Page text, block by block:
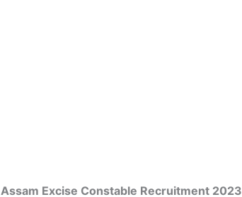
Assam Excise Constable Recruitment 2023